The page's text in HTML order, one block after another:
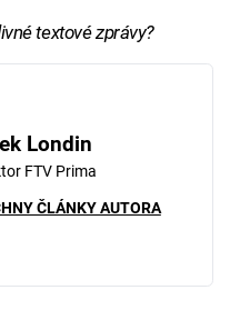
textové zprávy?
Londin
FTV Prima
ČLÁNKY AUTORA